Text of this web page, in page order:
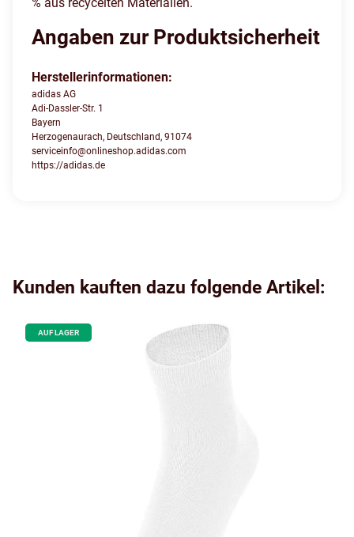
Angaben zur Produktsicherheit
Herstellerinformationen:
adidas AG
Adi-Dassler-Str. 1
Bayern
Herzogenaurach, Deutschland, 91074
serviceinfo@onlineshop.adidas.com
https://adidas.de
Kunden kauften dazu folgende Artikel:
AUF LAGER